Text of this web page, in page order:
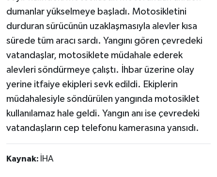
dumanlar yükselmeye başladı. Motosikletini
durduran sürücünün uzaklaşmasıyla alevler kısa
sürede tüm aracı sardı. Yangını gören çevredeki
vatandaşlar, motosiklete müdahale ederek
alevleri söndürmeye çalıştı. İhbar üzerine olay
yerine itfaiye ekipleri sevk edildi. Ekiplerin
müdahalesiyle söndürülen yangında motosiklet
kullanılamaz hale geldi. Yangın anı ise çevredeki
vatandaşların cep telefonu kamerasına yansıdı.
Kaynak: İHA